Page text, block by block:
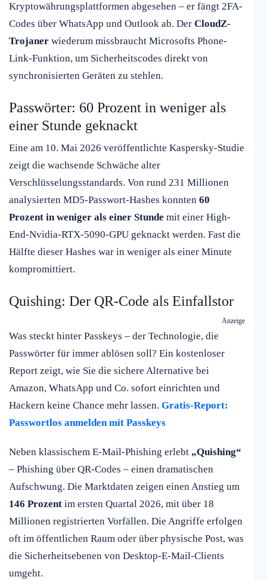
Kryptowährungsplattformen abgesehen – er fängt 2FA-
Codes über WhatsApp und Outlook ab. Der CloudZ-
Trojaner wiederum missbraucht Microsofts Phone-
Link-Funktion, um Sicherheitscodes direkt von
synchronisierten Geräten zu stehlen.
Passwörter: 60 Prozent in weniger als
einer Stunde geknackt
Eine am 10. Mai 2026 veröffentlichte Kaspersky-Studie
zeigt die wachsende Schwäche alter
Verschlüsselungsstandards. Von rund 231 Millionen
analysierten MD5-Passwort-Hashes konnten 60
Prozent in weniger als einer Stunde mit einer High-
End-Nvidia-RTX-5090-GPU geknackt werden. Fast die
Hälfte dieser Hashes war in weniger als einer Minute
kompromittiert.
Quishing: Der QR-Code als Einfallstor
Anzeige
Was steckt hinter Passkeys – der Technologie, die
Passwörter für immer ablösen soll? Ein kostenloser
Report zeigt, wie Sie die sichere Alternative bei
Amazon, WhatsApp und Co. sofort einrichten und
Hackern keine Chance mehr lassen. Gratis-Report:
Passwortlos anmelden mit Passkeys
Neben klassischem E-Mail-Phishing erlebt „Quishing“
– Phishing über QR-Codes – einen dramatischen
Aufschwung. Die Marktdaten zeigen einen Anstieg um
146 Prozent im ersten Quartal 2026, mit über 18
Millionen registrierten Vorfällen. Die Angriffe erfolgen
oft im öffentlichen Raum oder über physische Post, was
die Sicherheitsebenen von Desktop-E-Mail-Clients
umgeht.